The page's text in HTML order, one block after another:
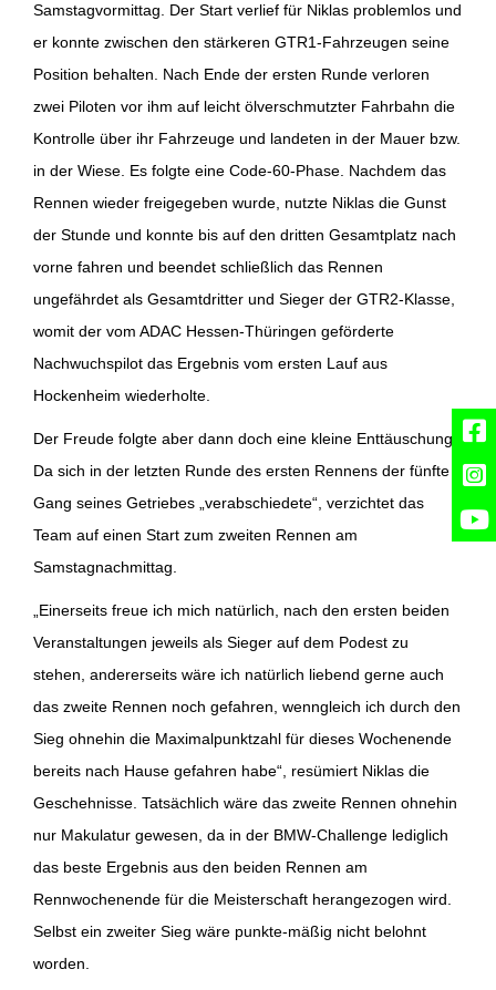
Samstagvormittag. Der Start verlief für Niklas problemlos und
er konnte zwischen den stärkeren GTR1-Fahrzeugen seine
Position behalten. Nach Ende der ersten Runde verloren
zwei Piloten vor ihm auf leicht ölverschmutzter Fahrbahn die
Kontrolle über ihr Fahrzeuge und landeten in der Mauer bzw.
in der Wiese. Es folgte eine Code-60-Phase. Nachdem das
Rennen wieder freigegeben wurde, nutzte Niklas die Gunst
der Stunde und konnte bis auf den dritten Gesamtplatz nach
vorne fahren und beendet schließlich das Rennen
ungefährdet als Gesamtdritter und Sieger der GTR2-Klasse,
womit der vom ADAC Hessen-Thüringen geförderte
Nachwuchspilot das Ergebnis vom ersten Lauf aus
Hockenheim wiederholte.
Der Freude folgte aber dann doch eine kleine Enttäuschung.
Da sich in der letzten Runde des ersten Rennens der fünfte
Gang seines Getriebes „verabschiedete“, verzichtet das
Team auf einen Start zum zweiten Rennen am
Samstagnachmittag.
„Einerseits freue ich mich natürlich, nach den ersten beiden
Veranstaltungen jeweils als Sieger auf dem Podest zu
stehen, andererseits wäre ich natürlich liebend gerne auch
das zweite Rennen noch gefahren, wenngleich ich durch den
Sieg ohnehin die Maximalpunktzahl für dieses Wochenende
bereits nach Hause gefahren habe“, resümiert Niklas die
Geschehnisse. Tatsächlich wäre das zweite Rennen ohnehin
nur Makulatur gewesen, da in der BMW-Challenge lediglich
das beste Ergebnis aus den beiden Rennen am
Rennwochenende für die Meisterschaft herangezogen wird.
Selbst ein zweiter Sieg wäre punkte-mäßig nicht belohnt
worden.